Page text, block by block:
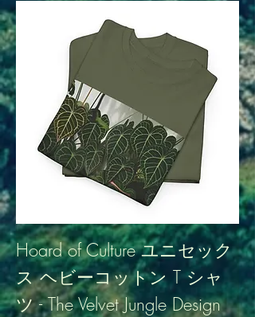
Hoard of Culture ユニセック
ス ヘビーコットン T シャ
ツ - The Velvet Jungle Design